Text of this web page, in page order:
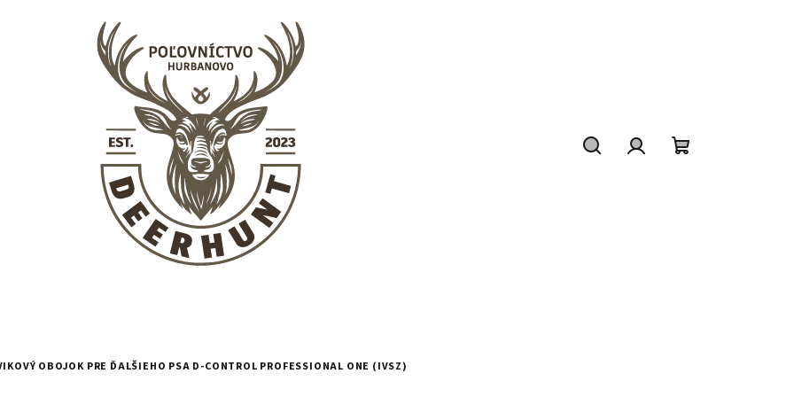
OBOJOK PRE ĎALŠIEHO PSA D-CONTROL PROFESSIONAL ONE (IVSZ)